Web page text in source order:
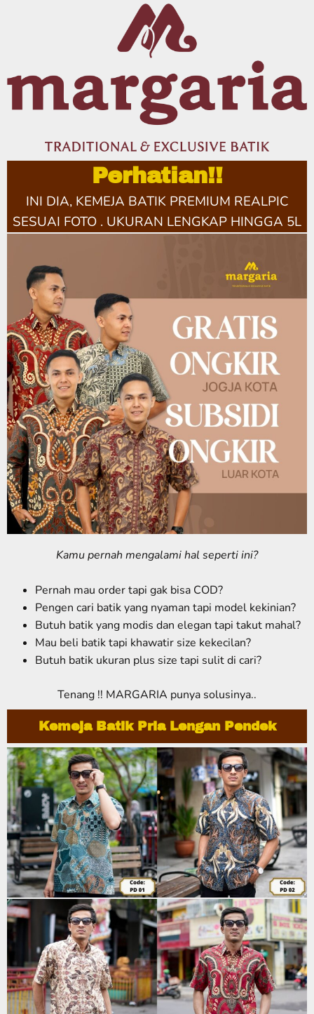
Perhatian!!
INI DIA, KEMEJA BATIK PREMIUM REALPIC
SESUAI FOTO . UKURAN LENGKAP HINGGA 5L
Kamu pernah mengalami hal seperti ini?
Pernah mau order tapi gak bisa COD?
Pengen cari batik yang nyaman tapi model kekinian?
Butuh batik yang modis dan elegan tapi takut mahal?
Mau beli batik tapi khawatir size kekecilan?
Butuh batik ukuran plus size tapi sulit di cari?
Tenang !! MARGARIA punya solusinya..
Kemeja Batik Pria Lengan Pendek